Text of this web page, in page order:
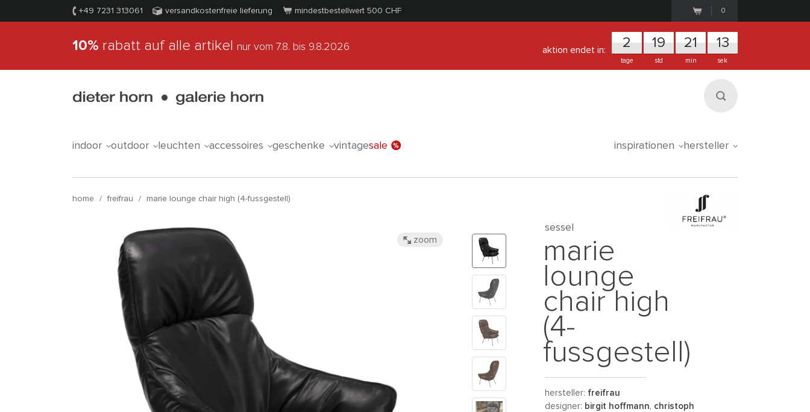
+49 7231 313061 versandkostenfreie lieferung mindestbestellwert 500 CHF 0
10% rabatt auf alle artikel nur vom 7.8. bis 9.8.2026 aktion endet in: 2
tage
19
std
21
min
12
sek
indoor outdoor leuchten accessoires geschenke vintagesale inspirationen hersteller
home / freifrau / marie lounge chair high (4-fussgestell)
zoom
sessel
marie
lounge
chair high
(4-
fussgestell)
hersteller: freifrau
designer: birgit hoffmann, christoph